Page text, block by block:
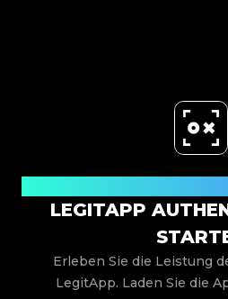
LEGITAPP
Erleben Sie die Leistung
LegitApp. Laden Sie die